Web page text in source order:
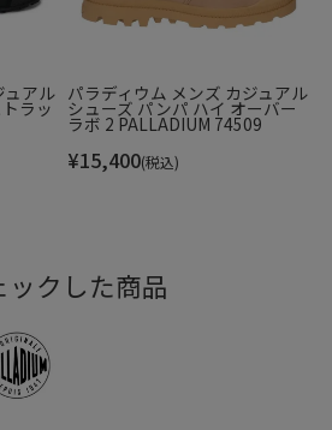
ュアル
ラッ
パラディウム メンズ カジュアル
シューズ パンパ ハイ オーバー
ラボ 2 PALLADIUM 74509
¥15,400(税込)
ックした商品